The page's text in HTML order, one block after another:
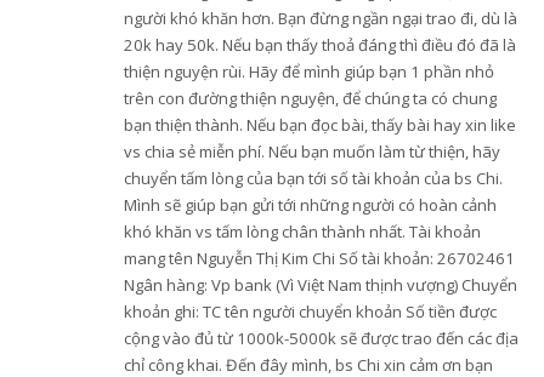
người khó khăn hơn. Bạn đừng ngần ngại trao đi, dù là
20k hay 50k. Nếu bạn thấy thoả đáng thì điều đó đã là
thiện nguyện rùi. Hãy để mình giúp bạn 1 phần nhỏ
trên con đường thiện nguyện, để chúng ta có chung
bạn thiện thành. Nếu bạn đọc bài, thấy bài hay xin like
vs chia sẻ miễn phí. Nếu bạn muốn làm từ thiện, hãy
chuyển tấm lòng của bạn tới số tài khoản của bs Chi.
Mình sẽ giúp bạn gửi tới những người có hoàn cảnh
khó khăn vs tấm lòng chân thành nhất. Tài khoản
mang tên Nguyễn Thị Kim Chi Số tài khoản: 26702461
Ngân hàng: Vp bank (Vì Việt Nam thịnh vượng) Chuyển
khoản ghi: TC tên người chuyển khoản Số tiền được
cộng vào đủ từ 1000k-5000k sẽ được trao đến các địa
chỉ công khai. Đến đây mình, bs Chi xin cảm ơn bạn